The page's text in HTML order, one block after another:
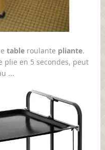
tableroulante pliante.
plie en 5 secondes, peut
...